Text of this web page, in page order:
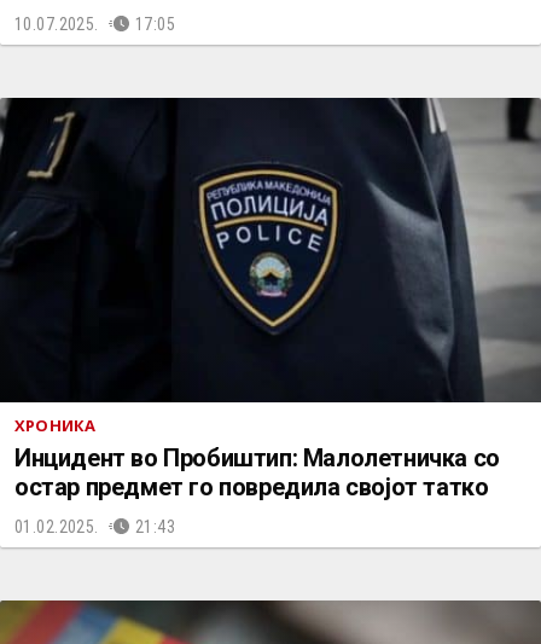
10.07.2025. 17:05
ХРОНИКА
Инцидент во Пробиштип: Малолетничка со
остар предмет го повредила својот татко
01.02.2025. 21:43